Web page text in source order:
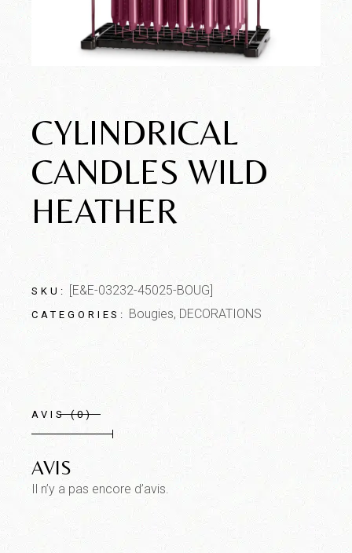
CYLINDRICAL
CANDLES WILD
HEATHER
SKU: [E&E-03232-45025-BOUG]
CATEGORIES: Bougies, DECORATIONS
AVIS (0)
AVIS
Il n’y a pas encore d’avis.